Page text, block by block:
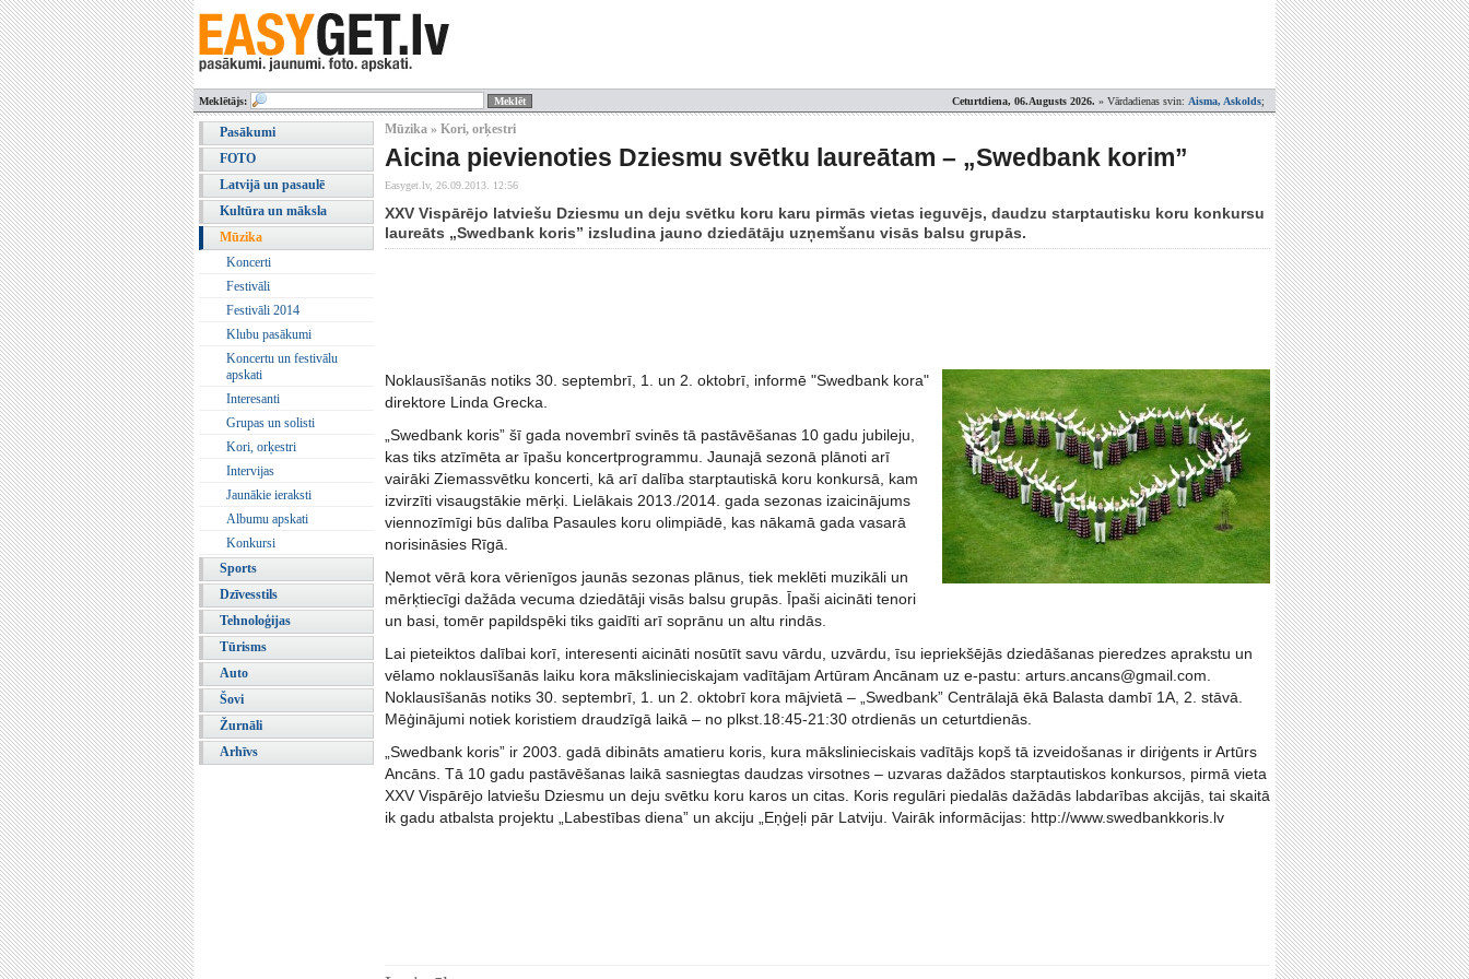
Ceturtdiena, 06.Augusts 2026. » Vārdadienas svin: Aisma, Askolds;
Meklētājs:
Pasākumi
FOTO
Latvijā un pasaulē
Kultūra un māksla
Mūzika
Koncerti
Festivāli
Festivāli 2014
Klubu pasākumi
Koncertu un festivālu
apskati
Interesanti
Grupas un solisti
Kori, orķestri
Intervijas
Jaunākie ieraksti
Albumu apskati
Konkursi
Sports
Dzīvesstils
Tehnoloģijas
Tūrisms
Auto
Šovi
Žurnāli
Arhīvs
Mūzika » Kori, orķestri
Aicina pievienoties Dziesmu svētku laureātam – „Swedbank korim”
Easyget.lv, 26.09.2013. 12:56
XXV Vispārējo latviešu Dziesmu un deju svētku koru karu pirmās vietas ieguvējs, daudzu starptautisku koru konkursu
laureāts „Swedbank koris” izsludina jauno dziedātāju uzņemšanu visās balsu grupās.
Noklausīšanās notiks 30. septembrī, 1. un 2. oktobrī, informē "Swedbank kora"
direktore Linda Grecka.
„Swedbank koris” šī gada novembrī svinēs tā pastāvēšanas 10 gadu jubileju,
kas tiks atzīmēta ar īpašu koncertprogrammu. Jaunajā sezonā plānoti arī
vairāki Ziemassvētku koncerti, kā arī dalība starptautiskā koru konkursā, kam
izvirzīti visaugstākie mērķi. Lielākais 2013./2014. gada sezonas izaicinājums
viennozīmīgi būs dalība Pasaules koru olimpiādē, kas nākamā gada vasarā
norisināsies Rīgā.
Ņemot vērā kora vērienīgos jaunās sezonas plānus, tiek meklēti muzikāli un
mērķtiecīgi dažāda vecuma dziedātāji visās balsu grupās. Īpaši aicināti tenori
un basi, tomēr papildspēki tiks gaidīti arī soprānu un altu rindās.
Lai pieteiktos dalībai korī, interesenti aicināti nosūtīt savu vārdu, uzvārdu, īsu iepriekšējās dziedāšanas pieredzes aprakstu un
vēlamo noklausīšanās laiku kora mākslinieciskajam vadītājam Artūram Ancānam uz e-pastu: arturs.ancans@gmail.com.
Noklausīšanās notiks 30. septembrī, 1. un 2. oktobrī kora mājvietā – „Swedbank” Centrālajā ēkā Balasta dambī 1A, 2. stāvā.
Mēģinājumi notiek koristiem draudzīgā laikā – no plkst.18:45-21:30 otrdienās un ceturtdienās.
„Swedbank koris” ir 2003. gadā dibināts amatieru koris, kura mākslinieciskais vadītājs kopš tā izveidošanas ir diriģents ir Artūrs
Ancāns. Tā 10 gadu pastāvēšanas laikā sasniegtas daudzas virsotnes – uzvaras dažādos starptautiskos konkursos, pirmā vieta
XXV Vispārējo latviešu Dziesmu un deju svētku koru karos un citas. Koris regulāri piedalās dažādās labdarības akcijās, tai skaitā
ik gadu atbalsta projektu „Labestības diena” un akciju „Eņģeļi pār Latviju. Vairāk informācijas: http://www.swedbankkoris.lv